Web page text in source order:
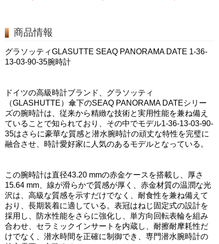
商品情報
グラソッティGLASUTTE SEAQ PANORAMA DATE 1-36-
13-03-90-35腕時計
ドイツの高級時計ブランド、グラソッティ
（GLASHUTTE）傘下のSEAQ PANORAMA DATEシリー
ズの腕時計は、従来から精緻な技術と実用性能を兼ね備え
ていることで知られており、その中でモデル1-36-13-03-90-
35はさらに豪華な質感と潜水腕時計の頑丈な特性を完璧に
融合させ、時計愛好家に人気のあるモデルとなっている。
この腕時計は直径43.20 mmの赤金ケースを搭載し、厚さ
15.64 mm、線が滑らかで質感が厚く、赤金材質の温潤な光
沢は、高級な質感を示すだけでなく、耐食性を兼ね備えて
おり、長期装着に適している。表冠はねじ固定式の設計を
採用し、防水性能をさらに強化し、単方向回転表輪を組み
合わせ、セラミックインサートを内蔵し、耐擦耐摩耗性だ
けでなく、潜水時間を正確に制御でき、専門潜水腕時計の